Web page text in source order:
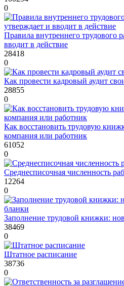
0
Правила внутреннего трудового
вводит в действие
28418
0
Как провести кадровый аудит
28855
0
Как восстановить трудовую
компания или работник
61052
0
Среднесписочная численность
12264
0
Заполнение трудовой книжки:
38469
0
Штатное расписание
38736
0